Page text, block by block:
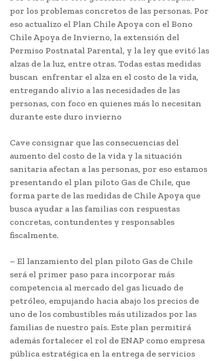
por los problemas concretos de las personas. Por
eso actualizo el Plan Chile Apoya con el Bono
Chile Apoya de Invierno, la extensión del
Permiso Postnatal Parental, y la ley que evitó las
alzas de la luz, entre otras. Todas estas medidas
buscan enfrentar el alza en el costo de la vida,
entregando alivio a las necesidades de las
personas, con foco en quienes más lo necesitan
durante este duro invierno
Cave consignar que las consecuencias del
aumento del costo de la vida y la situación
sanitaria afectan a las personas, por eso estamos
presentando el plan piloto Gas de Chile, que
forma parte de las medidas de Chile Apoya que
busca ayudar a las familias con respuestas
concretas, contundentes y responsables
fiscalmente.
– El lanzamiento del plan piloto Gas de Chile
será el primer paso para incorporar más
competencia al mercado del gas licuado de
petróleo, empujando hacia abajo los precios de
uno de los combustibles más utilizados por las
familias de nuestro país. Este plan permitirá
además fortalecer el rol de ENAP como empresa
pública estratégica en la entrega de servicios